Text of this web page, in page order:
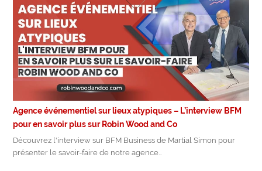
Agence événementiel sur lieux atypiques – L’interview BFM
pour en savoir plus sur Robin Wood and Co
Découvrez l'interview sur BFM Business de Martial Simon pour
présenter le savoir-faire de notre agence…